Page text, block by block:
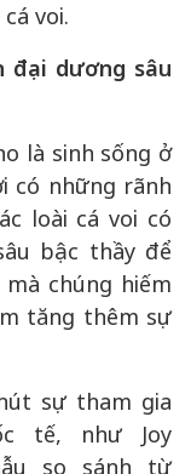
voi.
đại dương sâu
là sinh sống ở
có những rãnh
loài cá voi có
bậc thầy để
chúng hiếm
tăng thêm sự
sự tham gia
tế, như Joy
so sánh từ